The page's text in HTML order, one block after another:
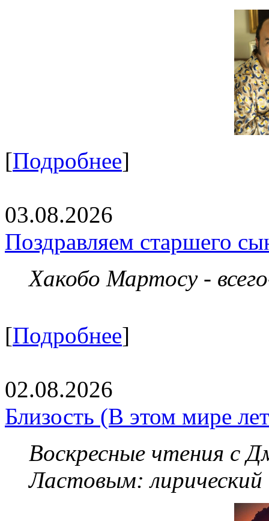
[Подробнее]
03.08.2026
Поздравляем старшего
Хакобо Мартосу -
[Подробнее]
02.08.2026
Близость (В этом мире
Воскресные чтения с
Ластовым: